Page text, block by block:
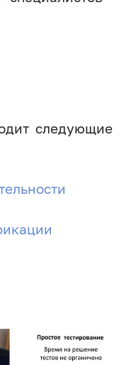
следующие